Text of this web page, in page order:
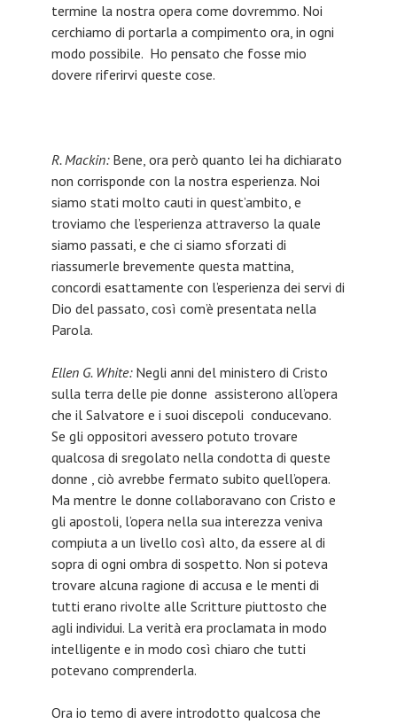
termine la nostra opera come dovremmo. Noi
cerchiamo di portarla a compimento ora, in ogni
modo possibile. Ho pensato che fosse mio
dovere riferirvi queste cose.
R. Mackin: Bene, ora però quanto lei ha dichiarato
non corrisponde con la nostra esperienza. Noi
siamo stati molto cauti in quest’ambito, e
troviamo che l’esperienza attraverso la quale
siamo passati, e che ci siamo sforzati di
riassumerle brevemente questa mattina,
concordi esattamente con l’esperienza dei servi di
Dio del passato, così com’è presentata nella
Parola.
Ellen G. White: Negli anni del ministero di Cristo
sulla terra delle pie donne assisterono all’opera
che il Salvatore e i suoi discepoli conducevano.
Se gli oppositori avessero potuto trovare
qualcosa di sregolato nella condotta di queste
donne , ciò avrebbe fermato subito quell’opera.
Ma mentre le donne collaboravano con Cristo e
gli apostoli, l’opera nella sua interezza veniva
compiuta a un livello così alto, da essere al di
sopra di ogni ombra di sospetto. Non si poteva
trovare alcuna ragione di accusa e le menti di
tutti erano rivolte alle Scritture piuttosto che
agli individui. La verità era proclamata in modo
intelligente e in modo così chiaro che tutti
potevano comprenderla.
Ora io temo di avere introdotto qualcosa che